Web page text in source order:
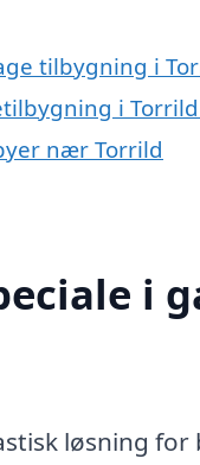
tilbygning i
i
nær Torrild
i
løsning